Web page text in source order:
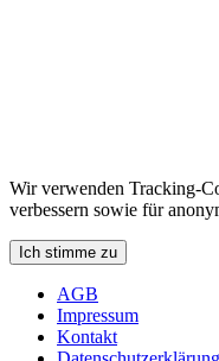
Wir verwenden Tracking-
verbessern sowie für
Ich stimme zu
AGB
Impressum
Kontakt